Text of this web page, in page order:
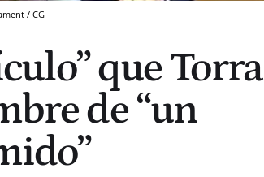
/ CG
que Torra
de “un